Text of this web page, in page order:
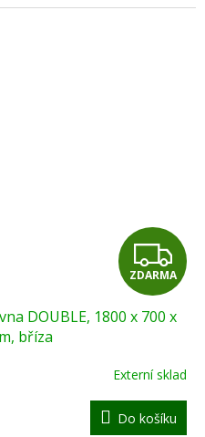
Z
D
A
R
M
ZDARMA
DOUBLE, 1800 x 700 x
bříza
Externí sklad
Do košíku